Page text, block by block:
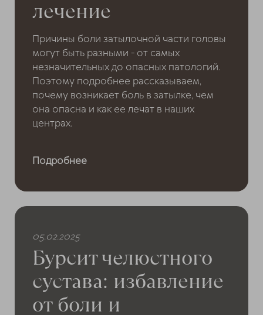
лечение
Причины боли затылочной части головы
могут быть разными - от самых
незначительных до опасных патологий.
Поэтому подробнее рассказываем,
почему возникает боль в затылке, чем
она опасна и как ее лечат в наших
центрах.
Подробнее
05.02.2025
Бурсит челюстного
сустава: избавление
от боли и